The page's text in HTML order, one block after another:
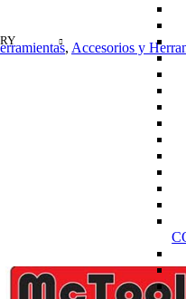
, Accesorios y